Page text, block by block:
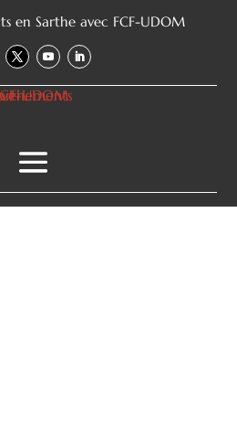
en Sarthe avec FCF-UDOM